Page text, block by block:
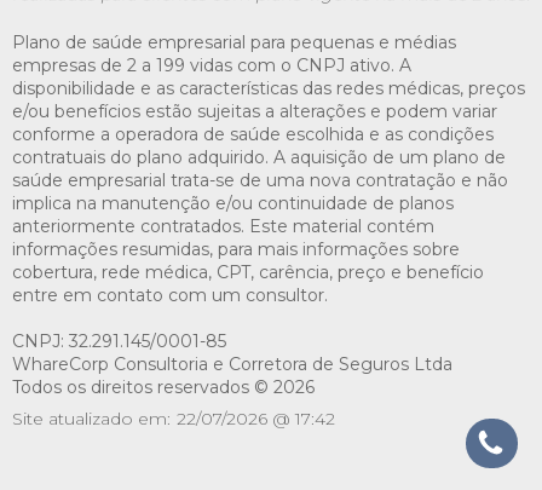
Plano de saúde empresarial para pequenas e médias
empresas de 2 a 199 vidas com o CNPJ ativo. A
disponibilidade e as características das redes médicas, preços
e/ou benefícios estão sujeitas a alterações e podem variar
conforme a operadora de saúde escolhida e as condições
contratuais do plano adquirido. A aquisição de um plano de
saúde empresarial trata-se de uma nova contratação e não
implica na manutenção e/ou continuidade de planos
anteriormente contratados. Este material contém
informações resumidas, para mais informações sobre
cobertura, rede médica, CPT, carência, preço e benefício
entre em contato com um consultor.
CNPJ: 32.291.145/0001-85
WhareCorp Consultoria e Corretora de Seguros Ltda
Todos os direitos reservados © 2026
Site atualizado em: 22/07/2026 @ 17:42